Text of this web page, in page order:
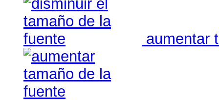
aumentar